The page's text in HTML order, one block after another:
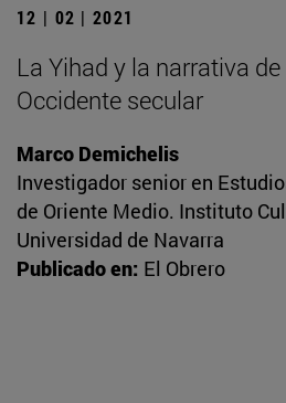
12 | 02 | 2021
La Yihad y la narrativa
Occidente secular
Marco Demichelis
Investigador senior en
de Oriente Medio. Instituto
Universidad de Navarra
Publicado en: El Obrero